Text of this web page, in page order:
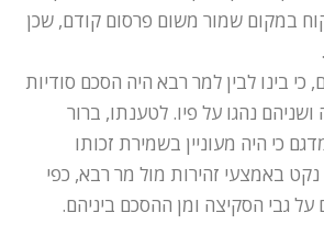
במקום שמור משום פרסום קודם, שכן
בינו לבין למר רבא היה הסכם סודיות
נהגו על פיו. לטענתו, ברור
כי היה מעוניין בשמירת זכותו
נקט באמצעי זהירות מול מר רבא, כפי
גבי הסקיצה ומן ההסכם ביניהם.